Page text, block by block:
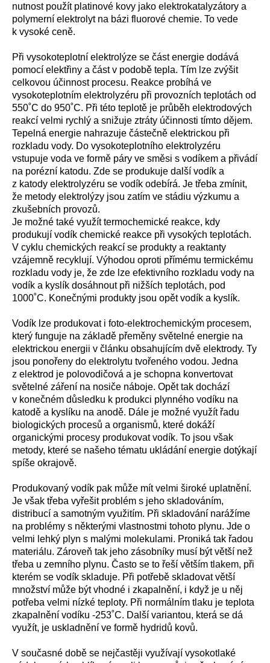
nutnost použít platinové kovy jako elektrokatalyzátory a
polymerní elektrolyt na bázi fluorové chemie. To vede
k vysoké ceně.
Při vysokoteplotní elektrolýze se část energie dodává
pomocí elektřiny a část v podobě tepla. Tím lze zvýšit
celkovou účinnost procesu. Reakce probíhá ve
vysokoteplotním elektrolyzéru při provozních teplotách od
550˚C do 950˚C. Při této teplotě je průběh elektrodových
reakcí velmi rychlý a snižuje ztráty účinnosti tímto dějem.
Tepelná energie nahrazuje částečně elektrickou při
rozkladu vody. Do vysokoteplotního elektrolyzéru
vstupuje voda ve formě páry ve směsi s vodíkem a přivádí
na porézní katodu. Zde se produkuje další vodík a
z katody elektrolyzéru se vodík odebírá. Je třeba zmínit,
že metody elektrolýzy jsou zatím ve stádiu výzkumu a
zkušebních provozů.
Je možné také využít termochemické reakce, kdy
produkují vodík chemické reakce při vysokých teplotách.
V cyklu chemických reakcí se produkty a reaktanty
vzájemně recyklují. Výhodou oproti přímému termickému
rozkladu vody je, že zde lze efektivního rozkladu vody na
vodík a kyslík dosáhnout při nižších teplotách, pod
1000˚C. Konečnými produkty jsou opět vodík a kyslík.
Vodík lze produkovat i foto-elektrochemickým procesem,
který funguje na základě přeměny světelné energie na
elektrickou energii v článku obsahujícím dvě elektrody. Ty
jsou ponořeny do elektrolytu tvořeného vodou. Jedna
z elektrod je polovodičová a je schopna konvertovat
světelné záření na nosiče náboje. Opět tak dochází
v konečném důsledku k produkci plynného vodíku na
katodě a kyslíku na anodě. Dále je možné využít řadu
biologických procesů a organismů, které dokáží
organickými procesy produkovat vodík. To jsou však
metody, které se našeho tématu ukládání energie dotýkají
spíše okrajově.
Produkovaný vodík pak může mít velmi široké uplatnění.
Je však třeba vyřešit problém s jeho skladováním,
distribucí a samotným využitím. Při skladování narážíme
na problémy s některými vlastnostmi tohoto plynu. Jde o
velmi lehký plyn s malými molekulami. Proniká tak řadou
materiálu. Zároveň tak jeho zásobníky musí být větší než
třeba u zemního plynu. Často se to řeší větším tlakem, při
kterém se vodík skladuje. Při potřebě skladovat větší
množství může být vhodné i zkapalnění, i když je u něj
potřeba velmi nízké teploty. Při normálním tlaku je teplota
zkapalnění vodíku -253˚C. Další variantou, která se dá
využít, je uskladnění ve formě hydridů kovů.
V současné době se nejčastěji využívají vysokotlaké